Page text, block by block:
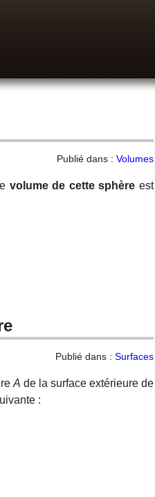
Publié dans : Volumes
volume de cette sphère est
Publié dans : Surfaces
A de la surface extérieure de
: